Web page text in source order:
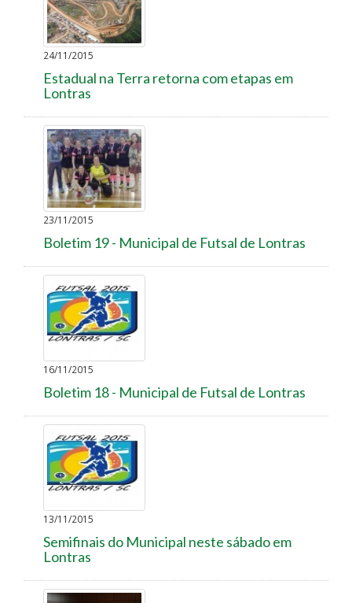
24/11/2015
Estadual na Terra retorna com etapas em
Lontras
23/11/2015
Boletim 19 - Municipal de Futsal de Lontras
16/11/2015
Boletim 18 - Municipal de Futsal de Lontras
13/11/2015
Semifinais do Municipal neste sábado em
Lontras